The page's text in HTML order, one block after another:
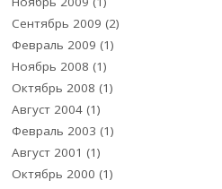
Сентябрь 2009 (2)
Февраль 2009 (1)
Ноябрь 2008 (1)
Октябрь 2008 (1)
Август 2004 (1)
Февраль 2003 (1)
Август 2001 (1)
Октябрь 2000 (1)